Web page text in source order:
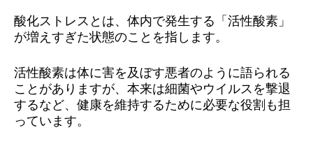
酸化ストレスとは、体内で発生する「活性酸素」
が増えすぎた状態のことを指します。
活性酸素は体に害を及ぼす悪者のように語られる
ことがありますが、本来は細菌やウイルスを撃退
するなど、健康を維持するために必要な役割も担
っています。